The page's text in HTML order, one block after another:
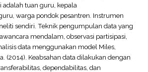
tuan guru, kepala
warga pondok pesantren. Instrumen
sendiri. Teknik pengumpulan data yang
mendalam, observasi partisipasi,
data menggunakan model Miles,
(2014). Keabsahan data dilakukan dengan
dependabilitas, dan